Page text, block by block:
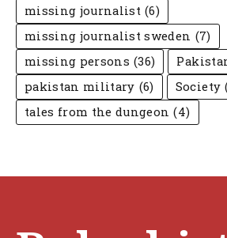
missing journalist (6)
missing journalist sweden (7)
missing persons (36)
pakistan military (6) Society
tales from the dungeon (4)